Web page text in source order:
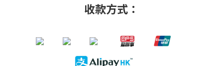
收款方式：